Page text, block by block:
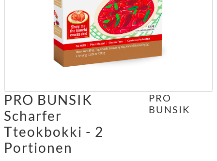
PRO BUNSIK
Scharfer
Tteokbokki - 2
Portionen
PRO
BUNSIK